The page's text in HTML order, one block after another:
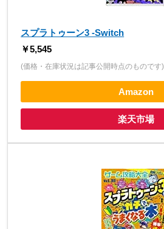
スプラトゥーン3 -Switch
￥5,545
(価格・在庫状況は記事公開時点のものです)
Amazon
楽天市場